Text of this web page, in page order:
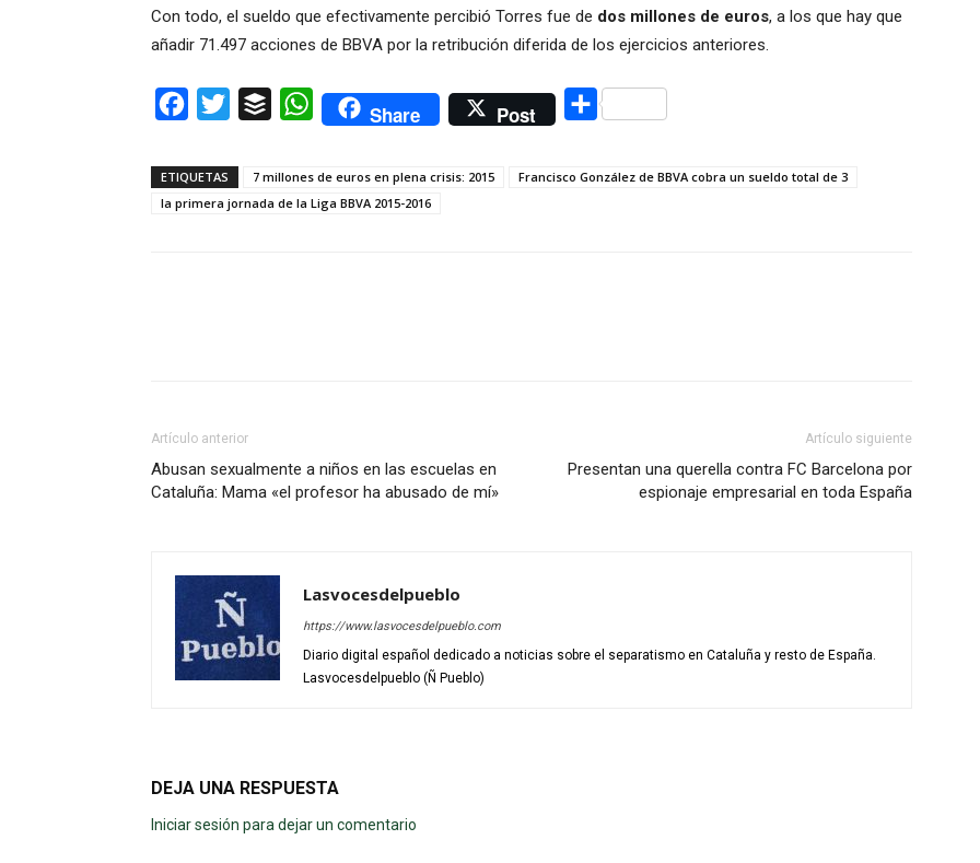
Con todo, el sueldo que efectivamente percibió Torres fue de dos millones de euros, a los que hay que
añadir 71.497 acciones de BBVA por la retribución diferida de los ejercicios anteriores.
Facebook
Twitter Buffer WhatsAppShare Post Compartir
ETIQUETAS 7 millones de euros en plena crisis: 2015
Francisco González de BBVA cobra un sueldo total de 3
la primera jornada de la Liga BBVA 2015-2016
Artículo anterior
Abusan sexualmente a niños en las escuelas en
Cataluña: Mama «el profesor ha abusado de mí»
Artículo siguiente
Presentan una querella contra FC Barcelona por
espionaje empresarial en toda España
Lasvocesdelpueblo
https://www.lasvocesdelpueblo.com
Diario digital español dedicado a noticias sobre el separatismo en Cataluña y resto de España.
Lasvocesdelpueblo (Ñ Pueblo)
DEJA UNA RESPUESTA
Iniciar sesión para dejar un comentario